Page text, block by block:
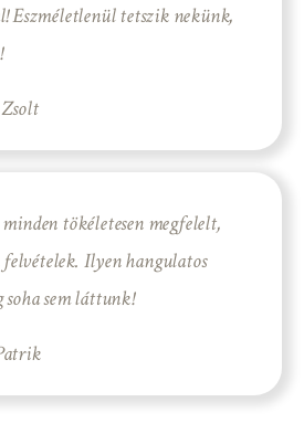
Eszméletlenül tetszik nekünk,
tökéletesen megfelelt,
Ilyen hangulatos
sem láttunk!